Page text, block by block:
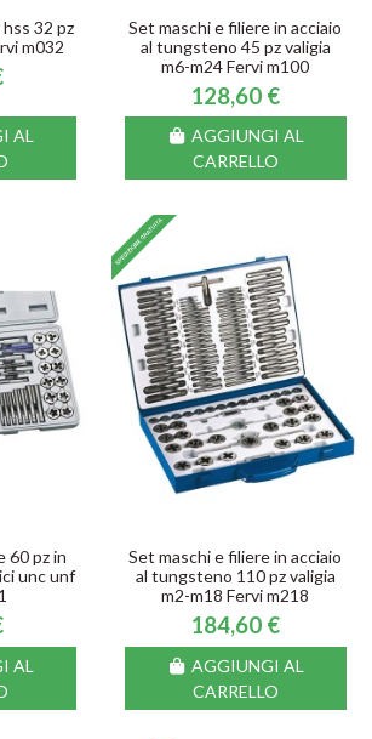
32 pz
m032
AL
Set maschi e filiere in acciaio
al tungsteno 45 pz valigia
m6-m24 Fervi m100
128,60 €
AGGIUNGI AL
CARRELLO
60 pz in
unc unf
AL
Set maschi e filiere in acciaio
al tungsteno 110 pz valigia
m2-m18 Fervi m218
184,60 €
AGGIUNGI AL
CARRELLO